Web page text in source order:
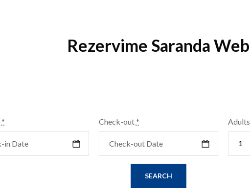
Rezervime Saranda Web
* Check-out* Adults